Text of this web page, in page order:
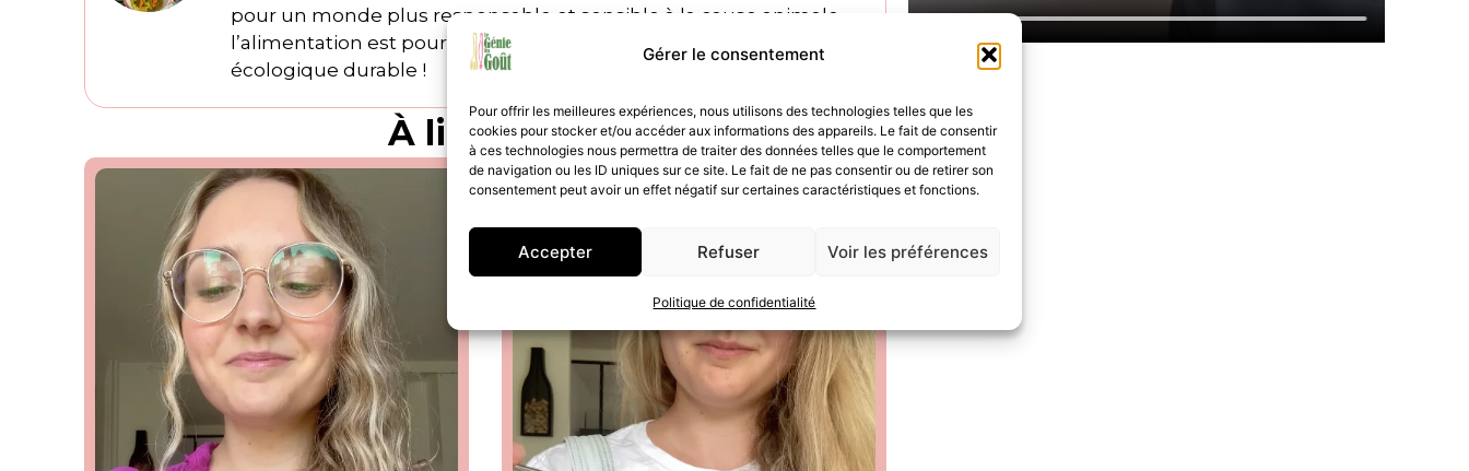
Gérer le consentement
Pour offrir les meilleures expériences, nous utilisons des technologies telles que les
cookies pour stocker et/ou accéder aux informations des appareils. Le fait de consentir
à ces technologies nous permettra de traiter des données telles que le comportement
de navigation ou les ID uniques sur ce site. Le fait de ne pas consentir ou de retirer son
consentement peut avoir un effet négatif sur certaines caractéristiques et fonctions.
Accepter Refuser Voir les préférences
Politique de confidentialité
pour un monde plus responsable et sensible à la cause animale,
l’alimentation est pour moi un levier essentiel pour une transition
écologique durable !
À lire aussi